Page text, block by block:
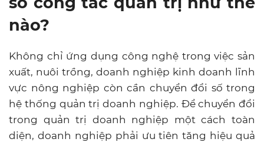
nào?
Không chỉ ứng dụng công nghệ trong việc sản
xuất, nuôi trồng, doanh nghiệp kinh doanh lĩnh
vực nông nghiệp còn cần chuyển đổi số trong
hệ thống quản trị doanh nghiệp. Để chuyển đổi
trong quản trị doanh nghiệp một cách toàn
diện, doanh nghiệp phải ưu tiên tăng hiệu quả